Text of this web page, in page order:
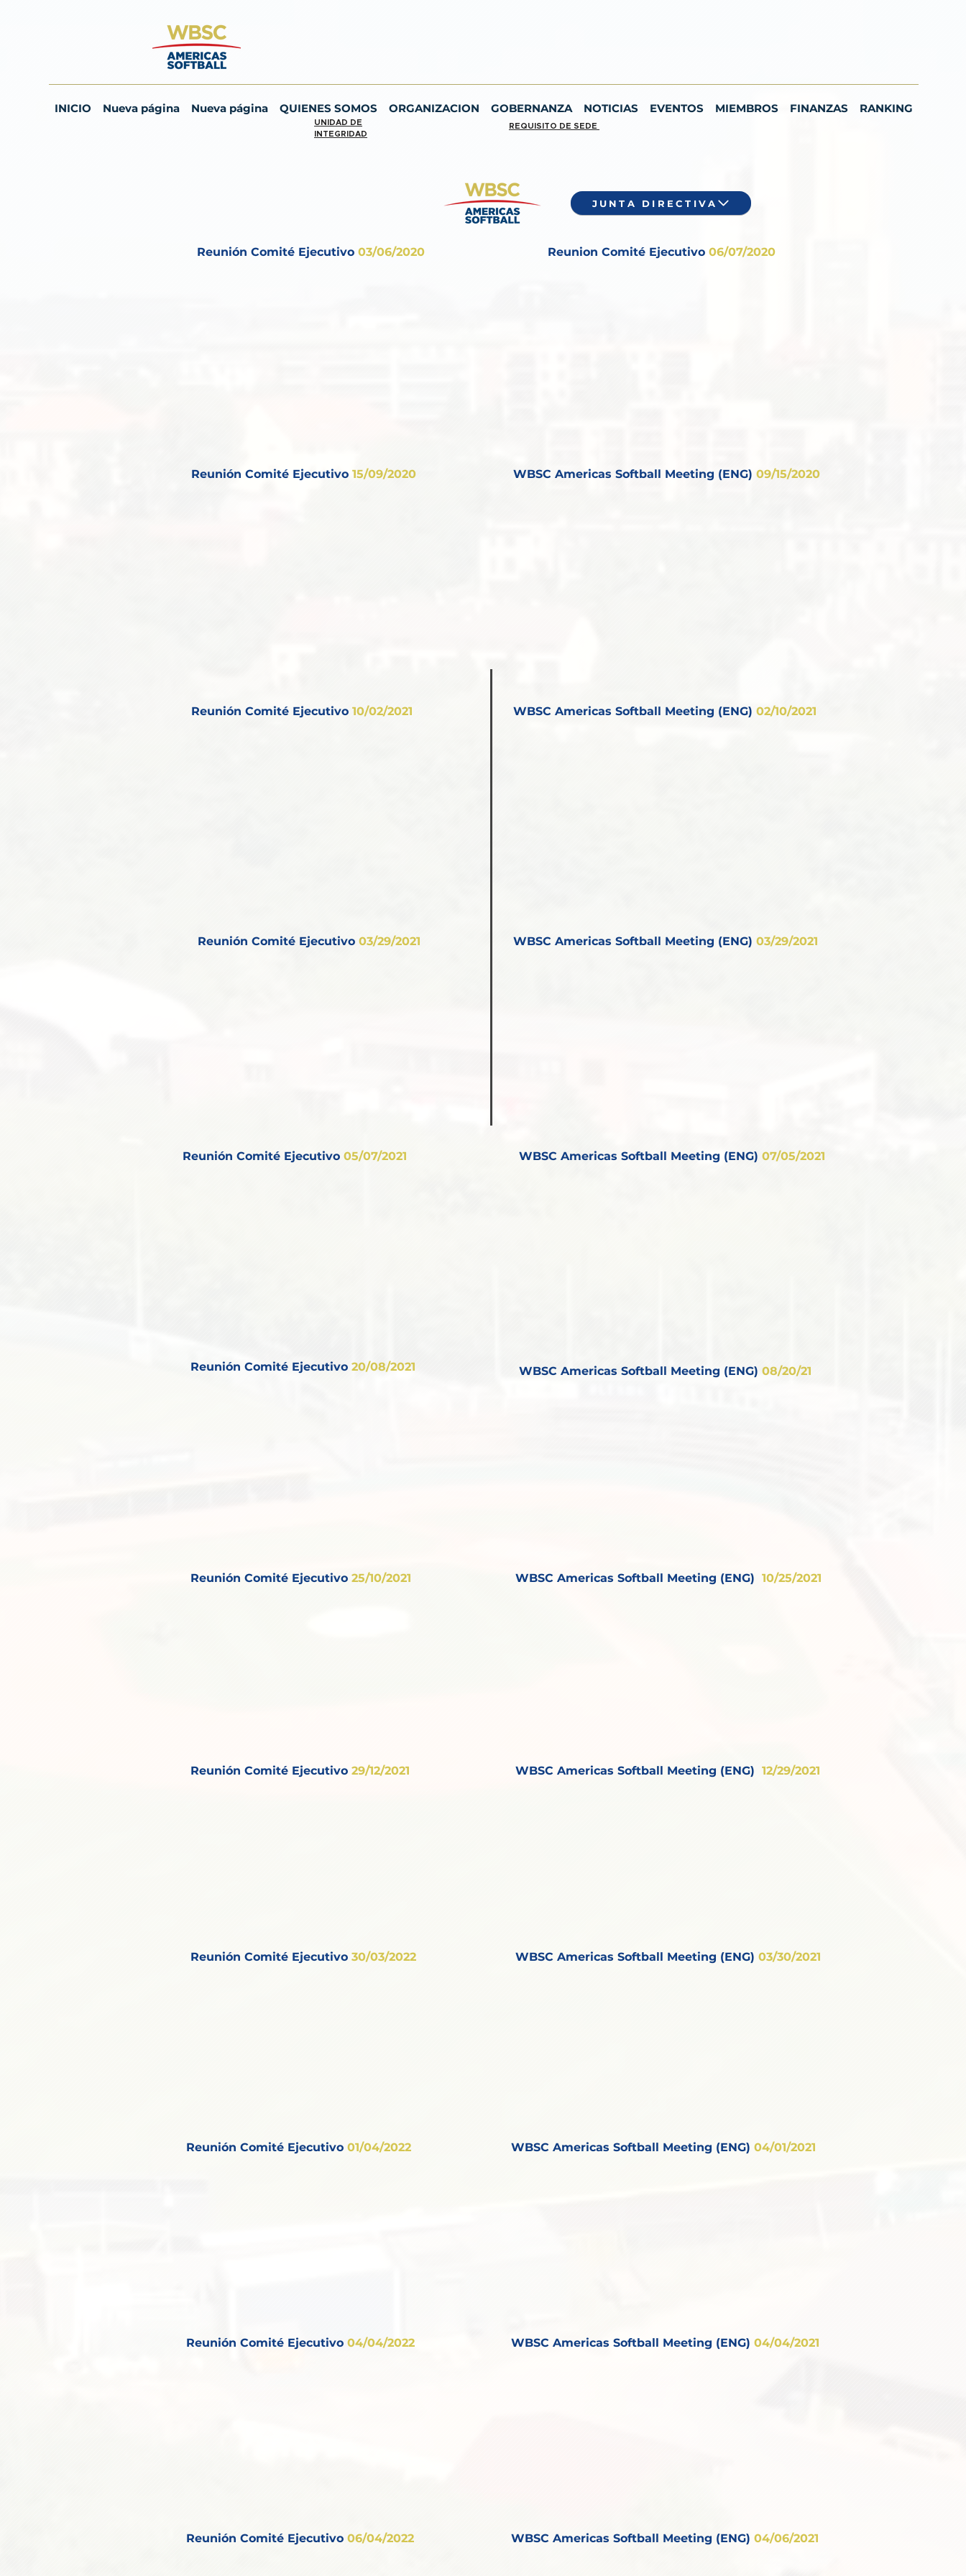
INICIO Nueva página Nueva página QUIENES SOMOS ORGANIZACION GOBERNANZA NOTICIAS EVENTOS MIEMBROS FINANZAS RANKING
REQUISITO DE SEDE
UNIDAD DE
INTEGRIDAD
JUNTA DIRECTIVA
Reunión Comité Ejecutivo 03/06/2020 Reunion Comité Ejecutivo 06/07/2020
Reunión Comité Ejecutivo 15/09/2020 WBSC Americas Softball Meeting (ENG) 09/15/2020
Reunión Comité Ejecutivo 10/02/2021 WBSC Americas Softball Meeting (ENG) 02/10/2021
Reunión Comité Ejecutivo 03/29/2021 WBSC Americas Softball Meeting (ENG) 03/29/2021
Reunión Comité Ejecutivo 05/07/2021 WBSC Americas Softball Meeting (ENG) 07/05/2021
Reunión Comité Ejecutivo 20/08/2021 WBSC Americas Softball Meeting (ENG) 08/20/21
Reunión Comité Ejecutivo 25/10/2021
Reunión Comité Ejecutivo 29/12/2021
Reunión Comité Ejecutivo 30/03/2022
Reunión Comité Ejecutivo 01/04/2022
Reunión Comité Ejecutivo 04/04/2022
Reunión Comité Ejecutivo 06/04/2022
WBSC Americas Softball Meeting (ENG) 10/25/2021
WBSC Americas Softball Meeting (ENG) 12/29/2021
WBSC Americas Softball Meeting (ENG) 03/30/2021
WBSC Americas Softball Meeting (ENG) 04/01/2021
WBSC Americas Softball Meeting (ENG) 04/04/2021
WBSC Americas Softball Meeting (ENG) 04/06/2021